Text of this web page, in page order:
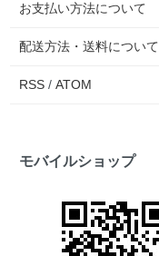
お支払い方法について
配送方法・送料について
RSS / ATOM
モバイルショップ